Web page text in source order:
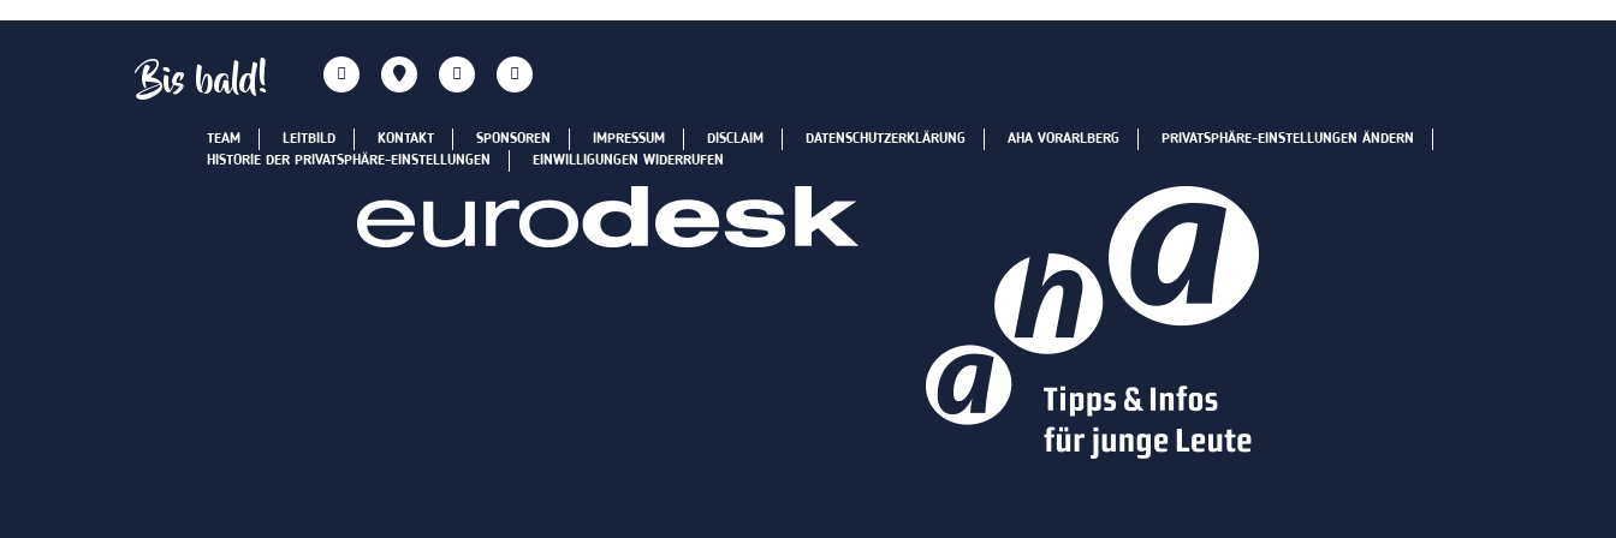
Bis bald!
TEAM LEITBILD KONTAKT SPONSOREN IMPRESSUM DISCLAIM DATENSCHUTZERKLÄRUNG AHA VORARLBERG
PRIVATSPHÄRE-EINSTELLUNGEN ÄNDERN
HISTORIE DER PRIVATSPHÄRE-EINSTELLUNGEN
EINWILLIGUNGEN WIDERRUFEN